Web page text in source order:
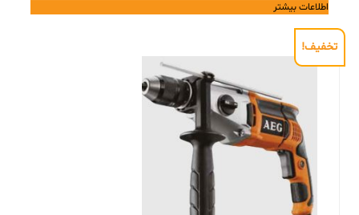
اطلاعات بیشتر
تخفیف!